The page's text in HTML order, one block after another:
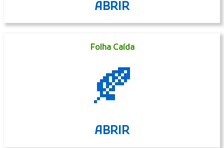
ABRIR
Folha Caída
🍂
ABRIR